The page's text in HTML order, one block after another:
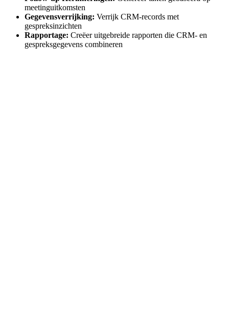
meetinguitkomsten
Gegevensverrijking: Verrijk CRM-records met
gespreksinzichten
Rapportage: Creëer uitgebreide rapporten die CRM- en
gespreksgegevens combineren